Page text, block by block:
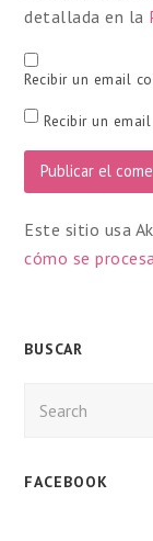
detallada en la
Recibir un email
Recibir un
Este sitio usa
cómo se
BUSCAR
FACEBOOK